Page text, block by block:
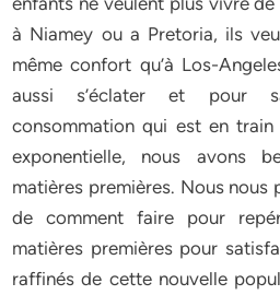
à Niamey ou a Pretoria, ils
même confort qu’à Los-
aussi s’éclater et pour
consommation qui est en train
exponentielle, nous avons
matières premières. Nous nous
de comment faire pour
matières premières pour
raffinés de cette nouvelle